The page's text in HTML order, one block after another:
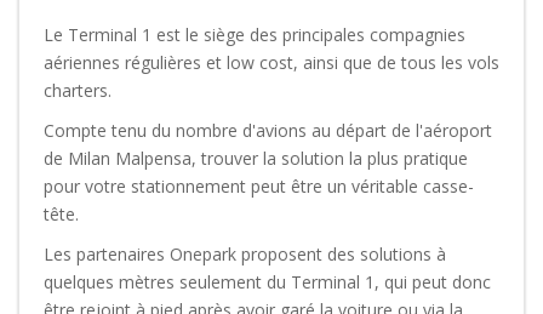
Le Terminal 1 est le siège des principales compagnies
aériennes régulières et low cost, ainsi que de tous les vols
charters.
Compte tenu du nombre d'avions au départ de l'aéroport
de Milan Malpensa, trouver la solution la plus pratique
pour votre stationnement peut être un véritable casse-
tête.
Les partenaires Onepark proposent des solutions à
quelques mètres seulement du Terminal 1, qui peut donc